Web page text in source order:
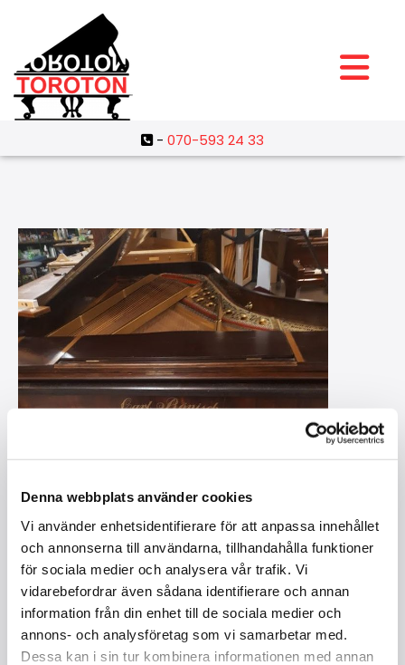
Denna webbplats använder cookies
Vi använder enhetsidentifierare för att anpassa innehållet
och annonserna till användarna, tillhandahålla funktioner
för sociala medier och analysera vår trafik. Vi
vidarebefordrar även sådana identifierare och annan
information från din enhet till de sociala medier och
annons- och analysföretag som vi samarbetar med.
Dessa kan i sin tur kombinera informationen med annan
- 070-593 24 33
RÖNISCH, C. 210 / FLYGEL
I lager